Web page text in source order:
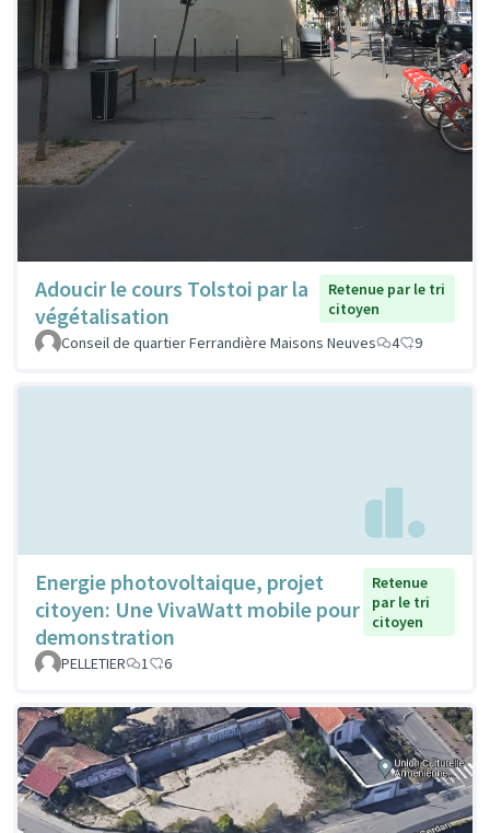
Adoucir le cours Tolstoi par la
végétalisation
Retenue par le tri
citoyen
Conseil de quartier Ferrandière Maisons Neuves
4 9
Energie photovoltaique, projet
citoyen: Une VivaWatt mobile pour
demonstration
Retenue
par le tri
citoyen
PELLETIER 1 6